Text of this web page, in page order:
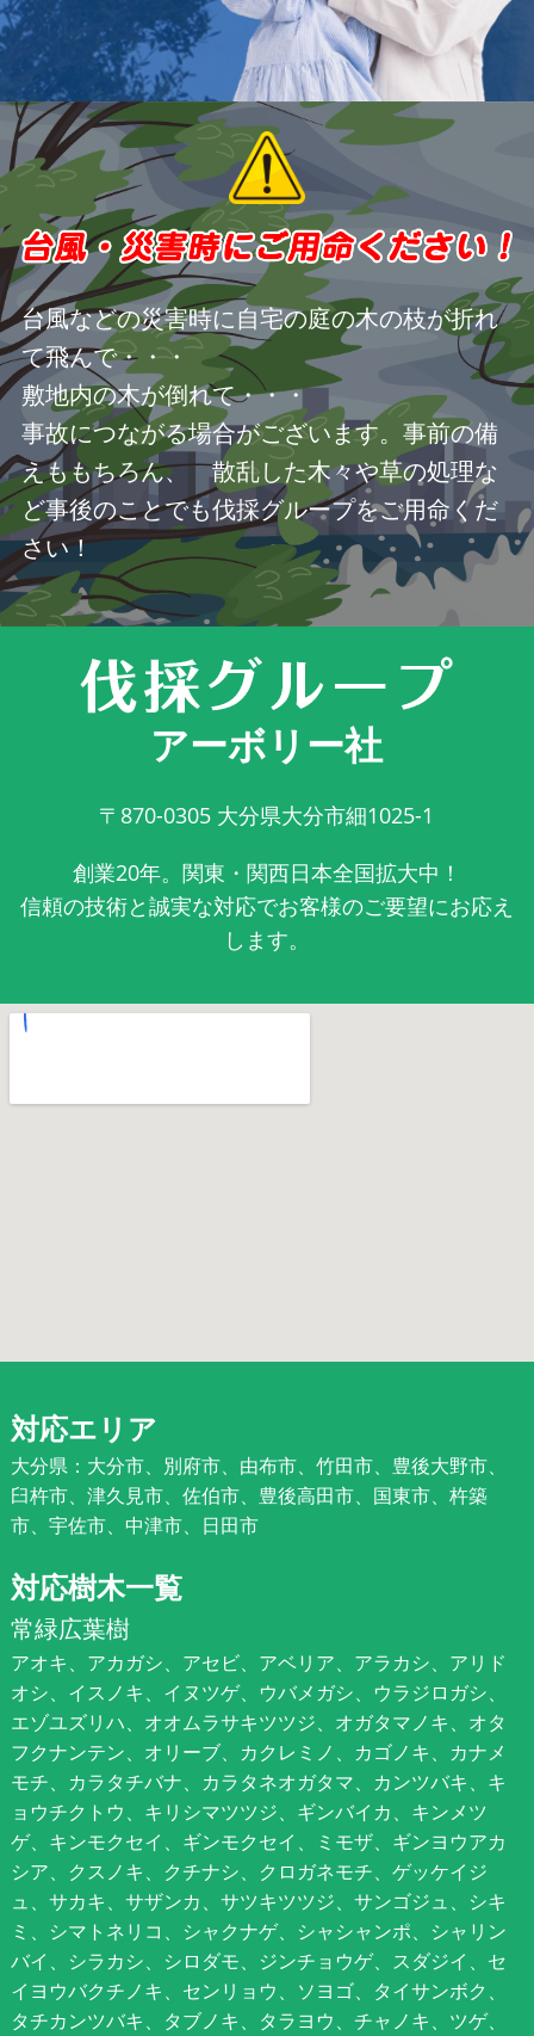
台風などの災害時に自宅の庭の木の枝が折れ
て飛んで・・・
敷地内の木が倒れて・・・
事故につながる場合がございます。事前の備
えももちろん、 散乱した木々や草の処理な
ど事後のことでも伐採グループをご用命くだ
さい！
アーボリー社
〒870-0305 大分県大分市細1025-1
創業20年。関東・関西日本全国拡大中！
信頼の技術と誠実な対応でお客様のご要望にお応え
します。
対応エリア
大分県：大分市、別府市、由布市、竹田市、豊後大野市、
臼杵市、津久見市、佐伯市、豊後高田市、国東市、杵築
市、宇佐市、中津市、日田市
対応樹木一覧
常緑広葉樹
アオキ、アカガシ、アセビ、アベリア、アラカシ、アリド
オシ、イスノキ、イヌツゲ、ウバメガシ、ウラジロガシ、
エゾユズリハ、オオムラサキツツジ、オガタマノキ、オタ
フクナンテン、オリーブ、カクレミノ、カゴノキ、カナメ
モチ、カラタチバナ、カラタネオガタマ、カンツバキ、キ
ョウチクトウ、キリシマツツジ、ギンバイカ、キンメツ
ゲ、キンモクセイ、ギンモクセイ、ミモザ、ギンヨウアカ
シア、クスノキ、クチナシ、クロガネモチ、ゲッケイジ
ュ、サカキ、サザンカ、サツキツツジ、サンゴジュ、シキ
ミ、シマトネリコ、シャクナゲ、シャシャンポ、シャリン
バイ、シラカシ、シロダモ、ジンチョウゲ、スダジイ、セ
イヨウバクチノキ、センリョウ、ソヨゴ、タイサンボク、
タチカンツバキ、タブノキ、タラヨウ、チャノキ、ツゲ、